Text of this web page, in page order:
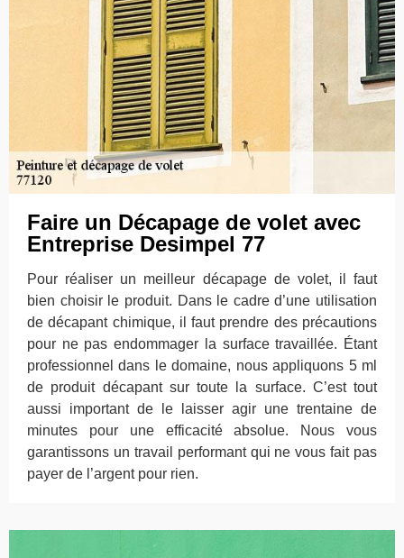
Faire un Décapage de volet avec
Entreprise Desimpel 77
Pour réaliser un meilleur décapage de volet, il faut
bien choisir le produit. Dans le cadre d’une utilisation
de décapant chimique, il faut prendre des précautions
pour ne pas endommager la surface travaillée. Étant
professionnel dans le domaine, nous appliquons 5 ml
de produit décapant sur toute la surface. C’est tout
aussi important de le laisser agir une trentaine de
minutes pour une efficacité absolue. Nous vous
garantissons un travail performant qui ne vous fait pas
payer de l’argent pour rien.